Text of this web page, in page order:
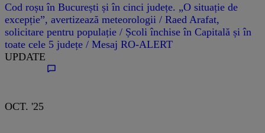
Cod roșu în București și în cinci județe. „O situație de
excepție”, avertizează meteorologii / Raed Arafat,
solicitare pentru populație / Școli închise în Capitală și în
toate cele 5 județe / Mesaj RO-ALERT
UPDATE
OCT. '25